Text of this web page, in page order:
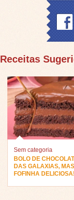
Receitas
Sem categoria
BOLO DE
DAS GALAXIAS,
FOFINHA